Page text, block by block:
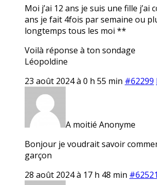
Moi j’ai 12 ans je suis une fille j’ai
ans je fait 4fois par semaine ou
longtemps tous les moi **
Voilà réponse à ton sondage
Léopoldine
23 août 2024 à 0 h 55 min #62299
A moitié Anonyme
Bonjour je voudrait savoir
garçon
28 août 2024 à 17 h 48 min #62521